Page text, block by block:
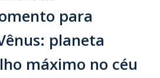
para
planeta
máximo no céu